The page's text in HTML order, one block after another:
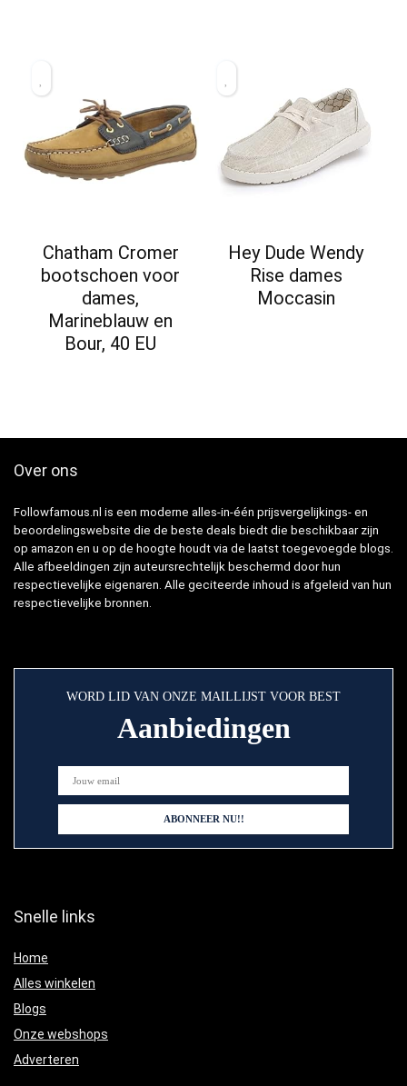
Chatham Cromer
bootschoen voor
dames,
Marineblauw en
Bour, 40 EU
Hey Dude Wendy
Rise dames
Moccasin
Over ons
Followfamous.nl is een moderne alles-in-één prijsvergelijkings- en
beoordelingswebsite die de beste deals biedt die beschikbaar zijn
op amazon en u op de hoogte houdt via de laatst toegevoegde blogs.
Alle afbeeldingen zijn auteursrechtelijk beschermd door hun
respectievelijke eigenaren. Alle geciteerde inhoud is afgeleid van hun
respectievelijke bronnen.
WORD LID VAN ONZE MAILLIJST VOOR BEST
Aanbiedingen
Snelle links
Home
Alles winkelen
Blogs
Onze webshops
Adverteren